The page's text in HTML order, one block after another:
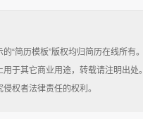
“简历模板”版权均归简历在线所有。
于其它商业用途，转载请注明出处。
权者法律责任的权利。